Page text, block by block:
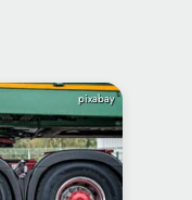
pixabay